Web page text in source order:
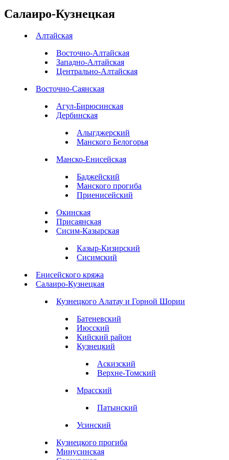
Салаиро-Кузнецкая
Алтайская
Восточно-Алтайская
Западно-Алтайская
Центрально-Алтайская
Восточно-Саянская
Агул-Бирюсинская
Дербинская
Алыгджерский
Манского Белогорья
Манско-Енисейская
Баджейский
Манского прогиба
Приенисейский
Окинская
Присаянская
Сисим-Казырская
Казыр-Кизирский
Сисимский
Енисейского кряжа
Салаиро-Кузнецкая
Кузнецкого Алатау и Горной Шории
Батеневский
Июсский
Кийский район
Кузнецкий
Аскизский
Верхне-Томский
Мрасский
Патынский
Усинский
Кузнецкого прогиба
Минусинская